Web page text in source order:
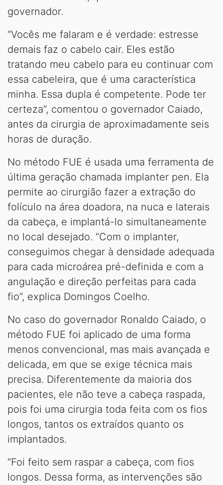
governador.
“Vocês me falaram e é verdade: estresse
demais faz o cabelo cair. Eles estão
tratando meu cabelo para eu continuar com
essa cabeleira, que é uma característica
minha. Essa dupla é competente. Pode ter
certeza”, comentou o governador Caiado,
antes da cirurgia de aproximadamente seis
horas de duração.
No método FUE é usada uma ferramenta de
última geração chamada implanter pen. Ela
permite ao cirurgião fazer a extração do
folículo na área doadora, na nuca e laterais
da cabeça, e implantá-lo simultaneamente
no local desejado. “Com o implanter,
conseguimos chegar à densidade adequada
para cada microárea pré-definida e com a
angulação e direção perfeitas para cada
fio”, explica Domingos Coelho.
No caso do governador Ronaldo Caiado, o
método FUE foi aplicado de uma forma
menos convencional, mas mais avançada e
delicada, em que se exige técnica mais
precisa. Diferentemente da maioria dos
pacientes, ele não teve a cabeça raspada,
pois foi uma cirurgia toda feita com os fios
longos, tantos os extraídos quanto os
implantados.
“Foi feito sem raspar a cabeça, com fios
longos. Dessa forma, as intervenções são